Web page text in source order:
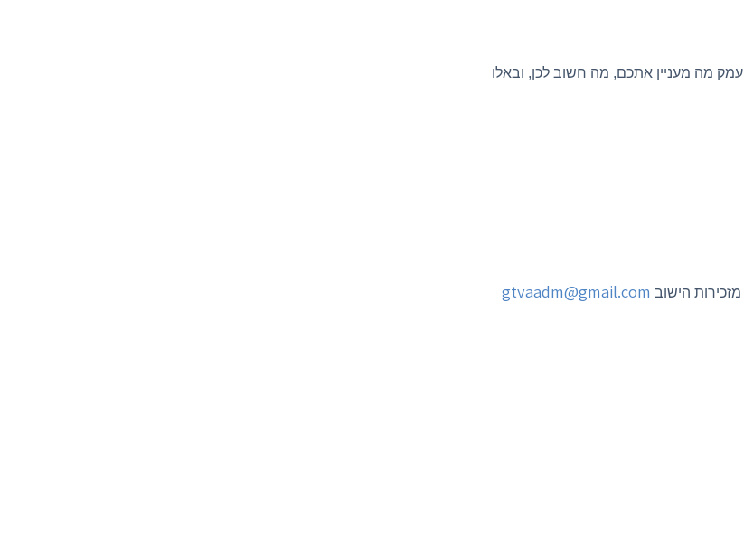
העמק מה מעניין אתכם, מה חשוב לכן, ובאלו
הישוב gtvaadm@gmail.com